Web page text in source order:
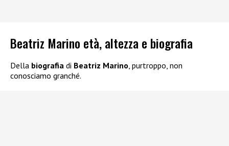
Beatriz Marino età, altezza e biografia
Della biografia di Beatriz Marino, purtroppo, non
conosciamo granché.